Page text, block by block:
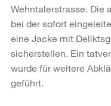
Wehntalerstrasse. Die
bei der sofort
eine Jacke mit
sicherstellen. Ein
wurde für weitere
geführt.